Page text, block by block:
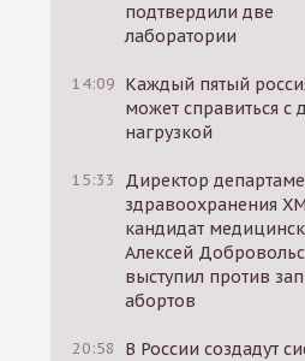
подтвердили две
лаборатории
14:09 Каждый пятый
может справиться с
нагрузкой
15:33
Директор
здравоохранения
кандидат
Алексей
выступил против
абортов
20:58
В России создадут